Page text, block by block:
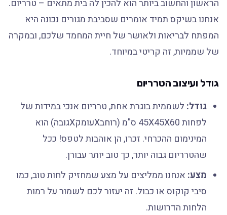
הראשון והחשוב ביותר הוא להכין לה בית מתאים – טרריום.
אנחנו בשיקס תמיד אומרים שסביבת מגורים נכונה היא
המפתח לבריאות ולאושר של חיית המחמד שלכם, ובמקרה
של שממיות, זה קריטי במיוחד.
גודל ועיצוב הטרריום
גודל:לשממית בוגרת אחת, טרריום אנכי במידות של
לפחות 45X45X60 ס"מ (רוחבXעומקXגובה) הוא
המינימום ההכרחי. זכרו, הן אוהבות לטפס! ככל
שהטרריום גבוה יותר, כך טוב יותר עבורן.
מצע:אנחנו ממליצים על מצע שמחזיק לחות טוב, כמו
סיבי קוקוס או כבול. זה יעזור לכם לשמור על רמות
הלחות הדרושות.